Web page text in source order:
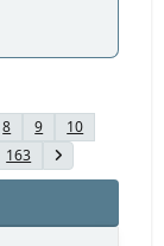
8 9
10
163